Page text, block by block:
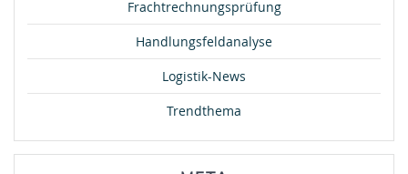
Frachtrechnungsprüfung
Handlungsfeldanalyse
Logistik-News
Trendthema